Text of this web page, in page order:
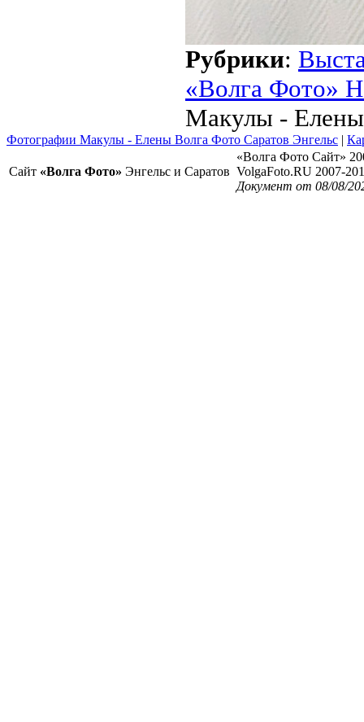
Рубрики:
«Волга Фото»
Макулы -
Фотографии Макулы - Елены Волга Фото Саратов Энгельс |
Сайт «Волга Фото» Энгельс и Саратов
«Волга Фото Сайт»
VolgaFoto.RU 2007-
Документ от 08/08/